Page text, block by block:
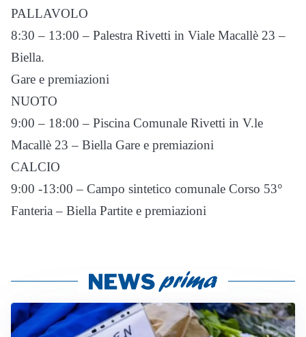
PALLAVOLO
8:30 – 13:00 – Palestra Rivetti in Viale Macallè 23 –
Biella.
Gare e premiazioni
NUOTO
9:00 – 18:00 – Piscina Comunale Rivetti in V.le
Macallè 23 – Biella Gare e premiazioni
CALCIO
9:00 -13:00 – Campo sintetico comunale Corso 53°
Fanteria – Biella Partite e premiazioni